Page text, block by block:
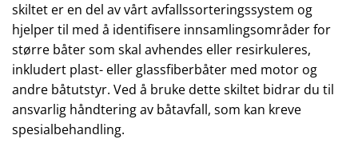
skiltet er en del av vårt avfallssorteringssystem og
hjelper til med å identifisere innsamlingsområder for
større båter som skal avhendes eller resirkuleres,
inkludert plast- eller glassfiberbåter med motor og
andre båtutstyr. Ved å bruke dette skiltet bidrar du til
ansvarlig håndtering av båtavfall, som kan kreve
spesialbehandling.